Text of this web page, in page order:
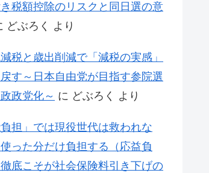
税額控除のリスクと同日選の意
どぶろく より
税と歳出削減で「減税の実感」
す～日本自由党が目指す参院選
政党化～ に どぶろく より
負担」では現役世代は救われな
った分だけ負担する（応益負
底こそが社会保険料引き下げの